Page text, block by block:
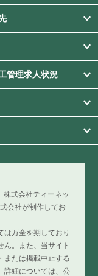
管理求人状況
式会社ティーネッ
会社が制作してお
は万全を期しており
ん。また、当サイト
または掲載中止する
詳細については、公